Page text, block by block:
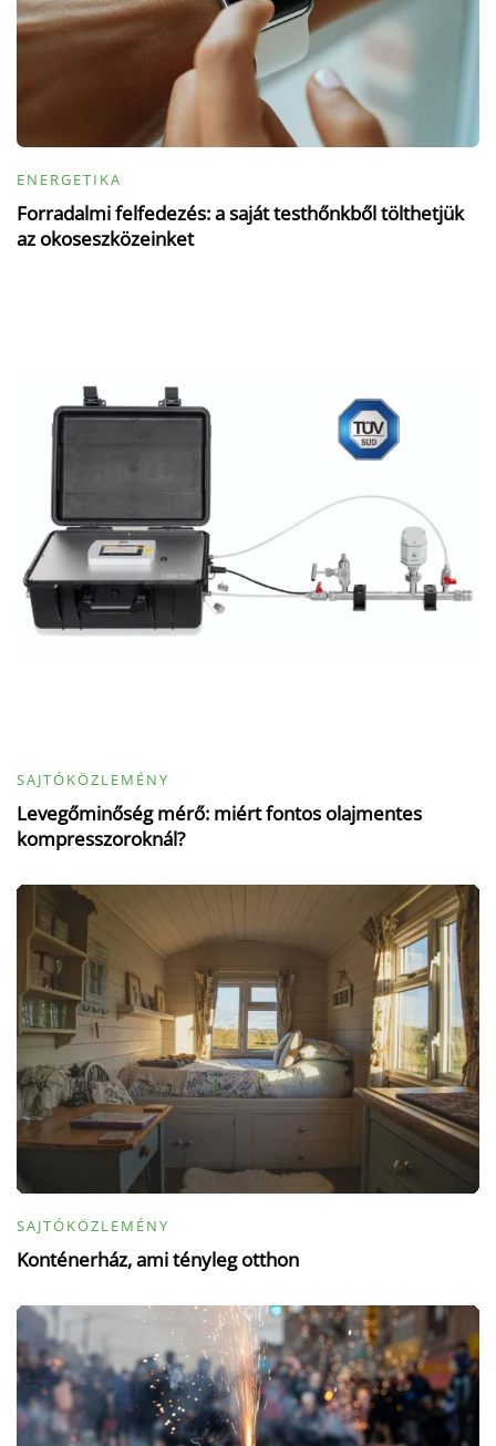
ENERGETIKA
Forradalmi felfedezés: a saját testhőnkből tölthetjük
az okoseszközeinket
SAJTÓKÖZLEMÉNY
Levegőminőség mérő: miért fontos olajmentes
kompresszoroknál?
SAJTÓKÖZLEMÉNY
Konténerház, ami tényleg otthon